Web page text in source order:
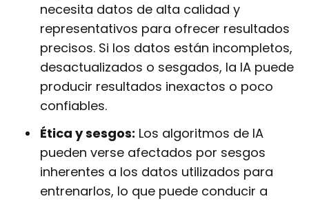
necesita datos de alta calidad y
representativos para ofrecer resultados
precisos. Si los datos están incompletos,
desactualizados o sesgados, la IA puede
producir resultados inexactos o poco
confiables.
Ética y sesgos: Los algoritmos de IA
pueden verse afectados por sesgos
inherentes a los datos utilizados para
entrenarlos, lo que puede conducir a